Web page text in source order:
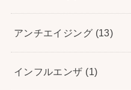
アンチエイジング (13)
インフルエンザ (1)